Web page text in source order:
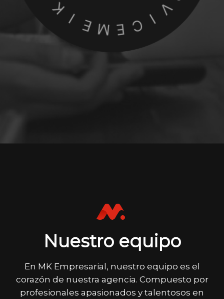
Nuestro equipo
En MK Empresarial, nuestro equipo es el
corazón de nuestra agencia. Compuesto por
profesionales apasionados y talentosos en